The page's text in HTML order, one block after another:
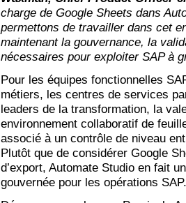
charge de Google Sheets dans
permettons de travailler dans cet
maintenant la gouvernance, la
nécessaires pour exploiter SAP à
Pour les équipes fonctionnelles
métiers, les centres de services
leaders de la transformation, la
environnement collaboratif de
associé à un contrôle de niveau
Plutôt que de considérer Google
d’export, Automate Studio en fait
gouvernée pour les opérations SAP.